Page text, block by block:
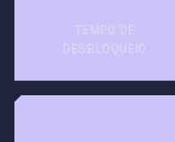
TEMPO DE
DESBLOQUEIO